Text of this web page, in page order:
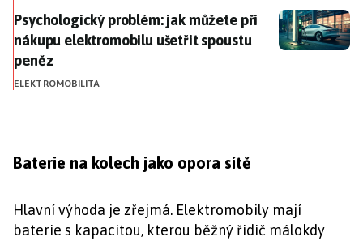
Psychologický problém: jak můžete při nákupu
Psychologický problém: jak můžete při
nákupu elektromobilu ušetřit spoustu
peněz
ELEKTROMOBILITA
Baterie na kolech jako opora sítě
Hlavní výhoda je zřejmá. Elektromobily mají
baterie s kapacitou, kterou běžný řidič málokdy